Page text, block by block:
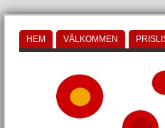
HEM VÄLKOMMEN